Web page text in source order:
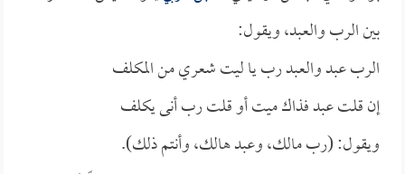
بين الرب والعبد، ويقول:
الرب عبد والعبد رب يا ليت شعري من المكلف
إن قلت عبد فذاك ميت أو قلت رب أنى يكلف
ويقول: (رب مالك، وعبد هالك، وأنتم ذلك).